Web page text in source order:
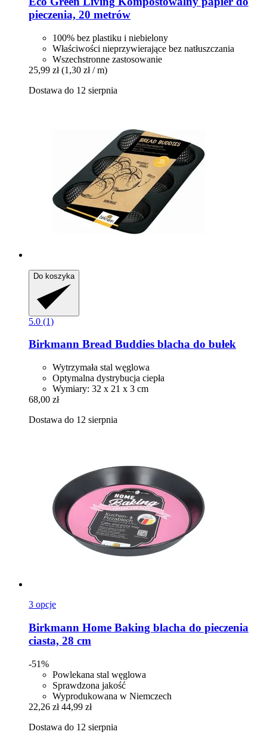
pieczenia, 20 metrów
100% bez plastiku i niebielony
Właściwości nieprzywierające bez natłuszczania
Wszechstronne zastosowanie
25,99 zł (1,30 zł / m)
Dostawa do 12 sierpnia
Do koszyka
5.0 (1)
Birkmann Bread Buddies blacha do bułek
Wytrzymała stal węglowa
Optymalna dystrybucja ciepła
Wymiary: 32 x 21 x 3 cm
68,00 zł
Dostawa do 12 sierpnia
3 opcje
Birkmann Home Baking blacha do pieczenia
ciasta, 28 cm
-51%
Powlekana stal węglowa
Sprawdzona jakość
Wyprodukowana w Niemczech
22,26 zł 44,99 zł
Dostawa do 12 sierpnia